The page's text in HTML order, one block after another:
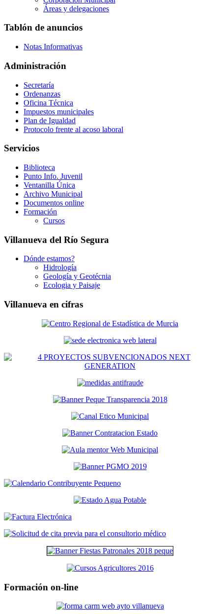
Áreas y delegaciones
Tablón de anuncios
Notas Informativas
Administración
Secretaría
Ordenanzas
Oficina Técnica
Impuestos municipales
Plan de Igualdad
Protocolo frente al acoso laboral
Servicios
Biblioteca
Punto Info. Juvenil
Ventanilla Única
Archivo Municipal
Documentos online
Formación
Cursos
Villanueva del Río Segura
Dónde estamos?
Hidrología
Geología y Geotécnia
Ecologia y Paisaje
Villanueva en cifras
Formación on-line